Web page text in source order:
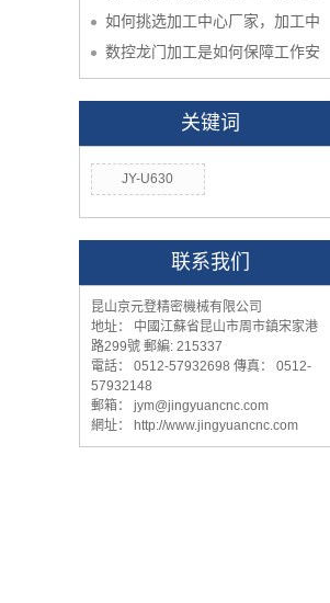
如何挑选加工中心厂家，加工中
数控龙门加工是如何保障工作安
关键词
JY-U630
联系我们
昆山京元登精密機械有限公司
地址： 中國江蘇省昆山市周市鎮宋家港
路299號 郵編: 215337
電話： 0512-57932698 傳真： 0512-
57932148
郵箱： jym@jingyuancnc.com
網址： http://www.jingyuancnc.com